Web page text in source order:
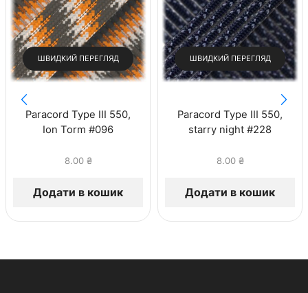
ШВИДКИЙ ПЕРЕГЛЯД
Paracord Type III 550,
Ion Torm #096
8.00₴
Додати в кошик
ШВИДКИЙ ПЕРЕГЛЯД
Paracord Type III 550,
starry night #228
8.00₴
Додати в кошик